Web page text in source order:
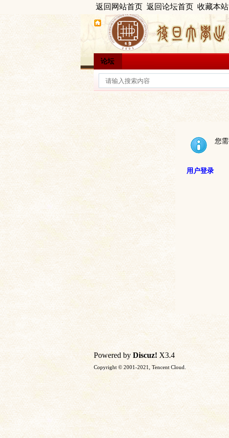
返回网站首页 返回论坛首页 收藏本站
论坛
您
用户登录
Powered by Discuz! X3.4
Copyright © 2001-2021, Tencent Cloud.